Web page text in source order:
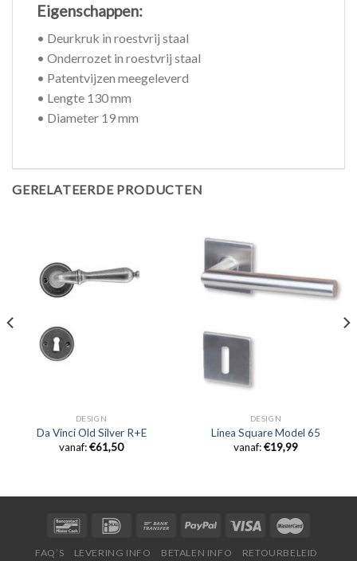
Eigenschappen:
• Deurkruk in roestvrij staal
• Onderrozet in roestvrij staal
• Patentvijzen meegeleverd
• Lengte 130 mm
• Diameter 19 mm
GERELATEERDE PRODUCTEN
DESIGN
Da Vinci Old Silver R+E
vanaf:€61,50
DESIGN
Linea Square Model 65
vanaf:€19,99
FAQ’S LEVERING INFO BETALEN INFO
RETOURBELEID